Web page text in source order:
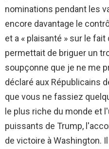
nominations pendant les
encore davantage le
et a « plaisanté » sur le
permettait de briguer un
soupçonne que je ne me
déclaré aux Républicains
que vous ne fassiez
le plus riche du monde et
puissants de Trump,
de victoire à Washington.